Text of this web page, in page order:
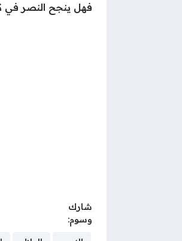
فهل ينجح النصر في
شارك
وسوم: